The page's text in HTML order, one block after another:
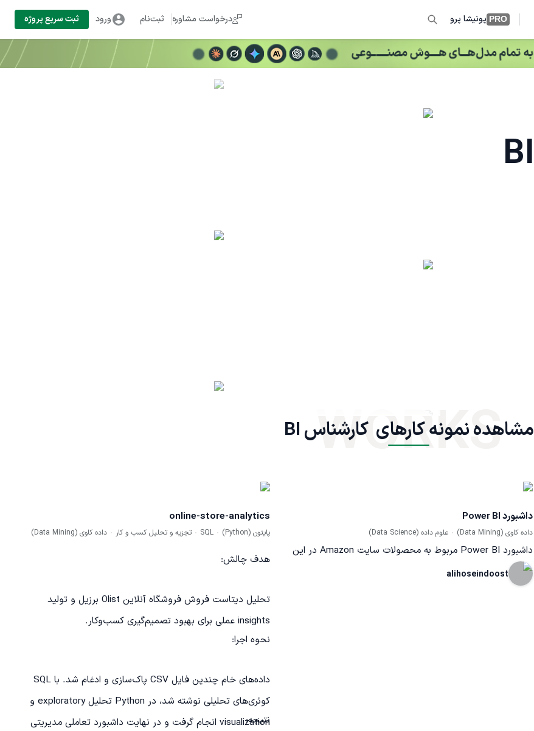
PRO پونیشا پرو درخواست مشاوره ثبت‌نام ورود ثبت سریع پروژه
مشاهده نمونه کارهای  کارشناس BI
WORKS
داشبورد Power BI
داده کاوی (Data Mining) علوم داده (Data Science)
داشبورد Power BI مربوط به محصولات سایت Amazon در این
https://drive.google.com/file/d/1eBquJIDRvTH32K0Jx068ay_OCvapcCy4/view?
alihoseindoost
online-store-analytics
پایتون (Python) SQL تجزیه و تحلیل کسب و کار داده کاوی (Data Mining)
هدف چالش:
تحلیل دیتاست فروش فروشگاه آنلاین Olist برزیل و تولید
insights عملی برای بهبود تصمیم‌گیری کسب‌وکار.
نحوه اجرا:
داده‌های خام چندین فایل CSV پاک‌سازی و ادغام شد. با SQL
کوئری‌های تحلیلی نوشته شد، در Python تحلیل exploratory و
visualization انجام گرفت و در نهایت داشبورد تعاملی مدیریتی
نتیجه: